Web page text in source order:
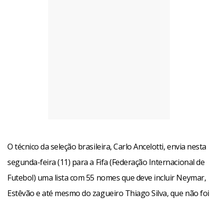
O técnico da seleção brasileira, Carlo Ancelotti, envia nesta
segunda-feira (11) para a Fifa (Federação Internacional de
Futebol) uma lista com 55 nomes que deve incluir Neymar,
Estêvão e até mesmo do zagueiro Thiago Silva, que não foi